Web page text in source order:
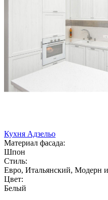
Кухня Адзельо
Материал фасада:
Шпон
Стиль:
Евро, Итальянский, Модерн
Цвет:
Белый